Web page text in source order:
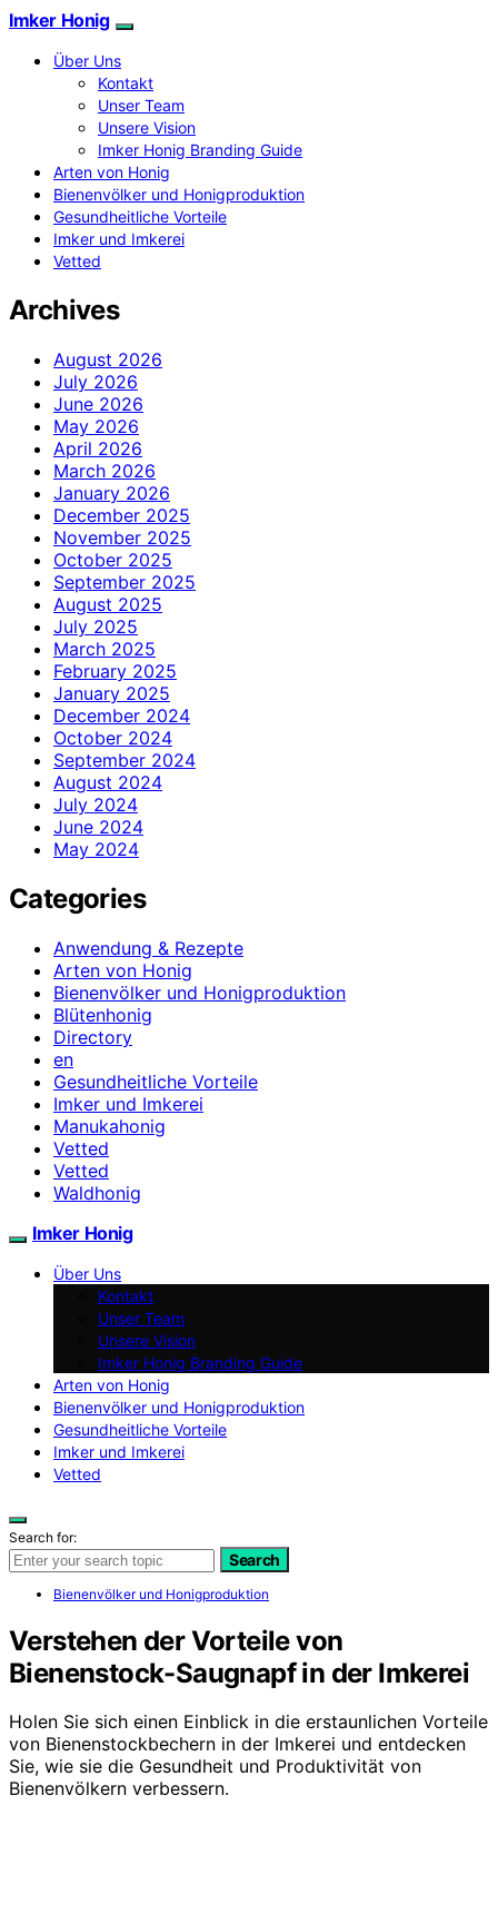
Imker Honig
Über Uns
Kontakt
Unser Team
Unsere Vision
Imker Honig Branding Guide
Arten von Honig
Bienenvölker und Honigproduktion
Gesundheitliche Vorteile
Imker und Imkerei
Vetted
Archives
August 2026
July 2026
June 2026
May 2026
April 2026
March 2026
January 2026
December 2025
November 2025
October 2025
September 2025
August 2025
July 2025
March 2025
February 2025
January 2025
December 2024
October 2024
September 2024
August 2024
July 2024
June 2024
May 2024
Categories
Anwendung & Rezepte
Arten von Honig
Bienenvölker und Honigproduktion
Blütenhonig
Directory
en
Gesundheitliche Vorteile
Imker und Imkerei
Manukahonig
Vetted
Vetted
Waldhonig
Imker Honig
Über Uns
Kontakt
Unser Team
Unsere Vision
Imker Honig Branding Guide
Arten von Honig
Bienenvölker und Honigproduktion
Gesundheitliche Vorteile
Imker und Imkerei
Vetted
Search for:
Search
Bienenvölker und Honigproduktion
Verstehen der Vorteile von
Bienenstock-Saugnapf in der Imkerei
Holen Sie sich einen Einblick in die erstaunlichen Vorteile
von Bienenstockbechern in der Imkerei und entdecken
Sie, wie sie die Gesundheit und Produktivität von
Bienenvölkern verbessern.